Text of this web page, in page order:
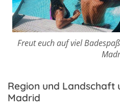
Freut euch auf viel
Region und Landschaft
Madrid